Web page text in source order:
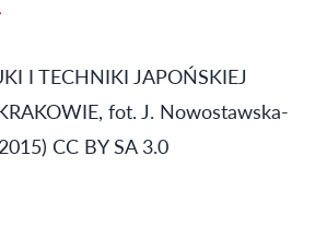
I TECHNIKI JAPOŃSKIEJ
fot. J. Nowostawska-
CC BY SA 3.0